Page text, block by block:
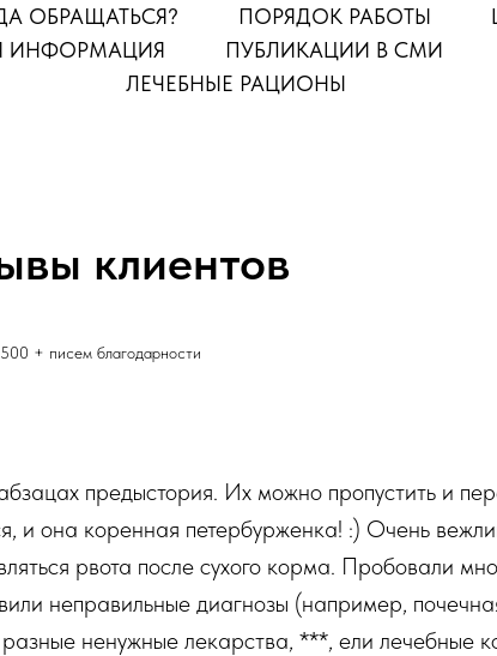
ОБРАЩАТЬСЯ? ПОРЯДОК РАБОТЫ
ИНФОРМАЦИЯ ПУБЛИКАЦИИ В СМИ
ЛЕЧЕБНЫЕ РАЦИОНЫ
клиентов
500 + писем благодарности
предыстория. Их можно пропустить и
она коренная петербурженка! :) Очень
рвота после сухого корма. Пробовали
неправильные диагнозы (например,
ненужные лекарства, ***, ели лечебные